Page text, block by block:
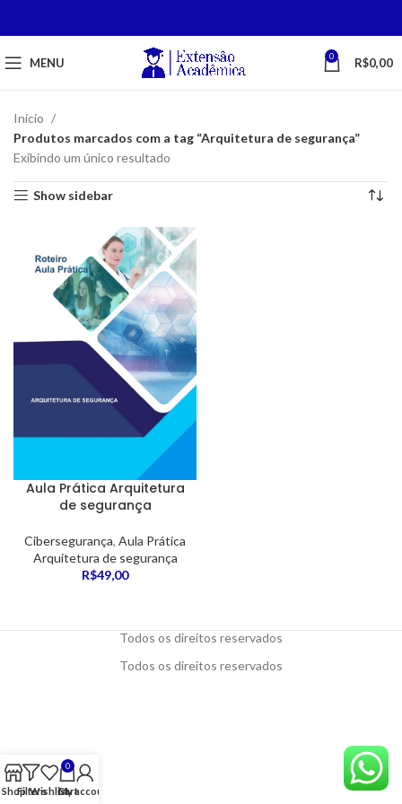
MENU 0 R$0,00
Início
Produtos marcados com a tag “Arquitetura de segurança”
Exibindo um único resultado
Show sidebar
Aula Prática Arquitetura
de segurança
Cibersegurança, Aula Prática
Arquitetura de segurança
R$49,00
Todos os direitos reservados
Todos os direitos reservados
ShopFiltersWishlist
0
Cart
My account